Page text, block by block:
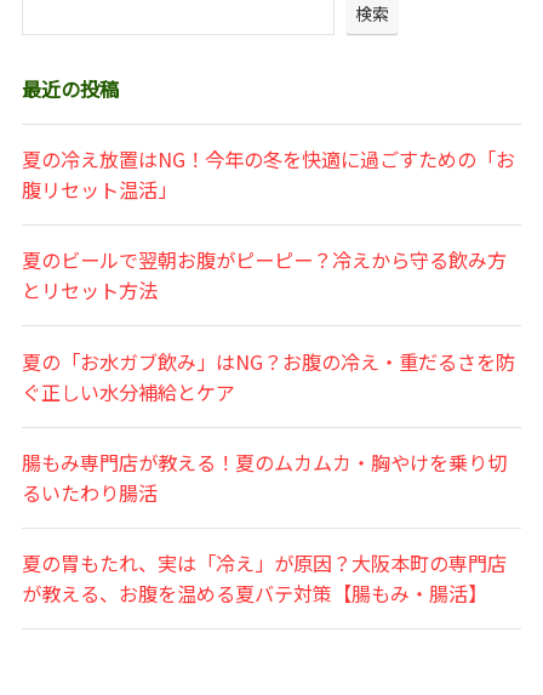
検索
最近の投稿
夏の冷え放置はNG！今年の冬を快適に過ごすための「お
腹リセット温活」
夏のビールで翌朝お腹がピーピー？冷えから守る飲み方
とリセット方法
夏の「お水ガブ飲み」はNG？お腹の冷え・重だるさを防
ぐ正しい水分補給とケア
腸もみ専門店が教える！夏のムカムカ・胸やけを乗り切
るいたわり腸活
夏の胃もたれ、実は「冷え」が原因？大阪本町の専門店
が教える、お腹を温める夏バテ対策【腸もみ・腸活】